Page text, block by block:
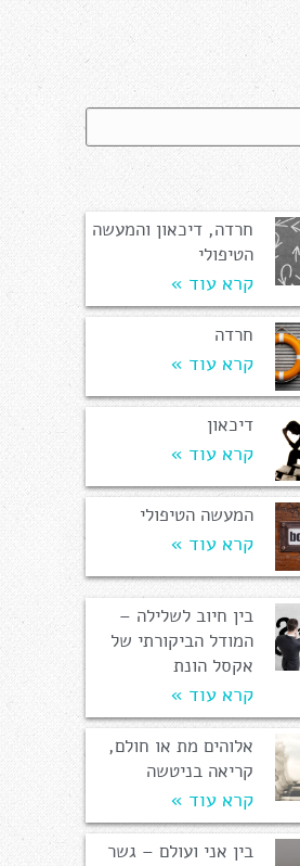
חרדה, דיכאון והמעשה
הטיפולי
קרא עוד »
חרדה
קרא עוד »
דיכאון
קרא עוד »
המעשה הטיפולי
קרא עוד »
בין חיוב לשלילה –
המודל הביקורתי של
אקסל הונת
קרא עוד »
אלוהים מת או חולם,
קריאה בניטשה
קרא עוד »
בין אני ועולם – גשר